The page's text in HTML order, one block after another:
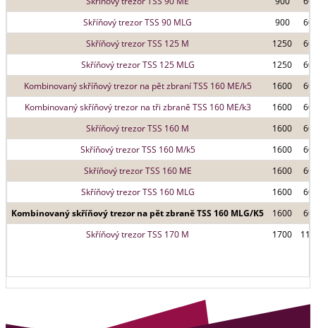
Skříňový trezor TSS 90 MLG
900
Skříňový trezor TSS 125 M
1250
Skříňový trezor TSS 125 MLG
1250
Kombinovaný skříňový trezor na pět zbraní TSS 160 ME/k5
1600
Kombinovaný skříňový trezor na tři zbraně TSS 160 ME/k3
1600
Skříňový trezor TSS 160 M
1600
Skříňový trezor TSS 160 M/k5
1600
Skříňový trezor TSS 160 ME
1600
Skříňový trezor TSS 160 MLG
1600
Kombinovaný skříňový trezor na pět zbraně TSS 160 MLG/K5
1600
Skříňový trezor TSS 170 M
1700